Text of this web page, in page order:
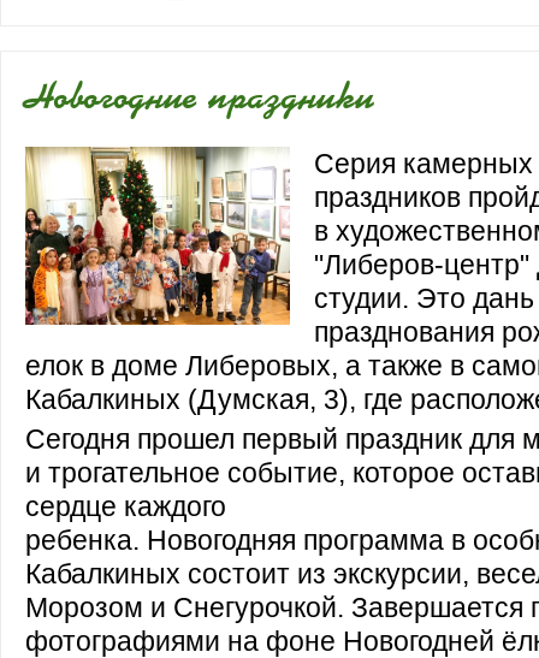
Новогодние праздники
Серия камерных
праздников
в
"Либеров-
студии. Это
празднования
елок в доме Либеровых, а также в
Кабалкиных (Думская, 3), где
Сегодня прошел первый праздник для
и трогательное событие, которое
сердце каждого
ребенка. Новогодняя программа в
Кабалкиных состоит из экскурсии,
Морозом и Снегурочкой. Завершается
фотографиями на фоне Новогодней